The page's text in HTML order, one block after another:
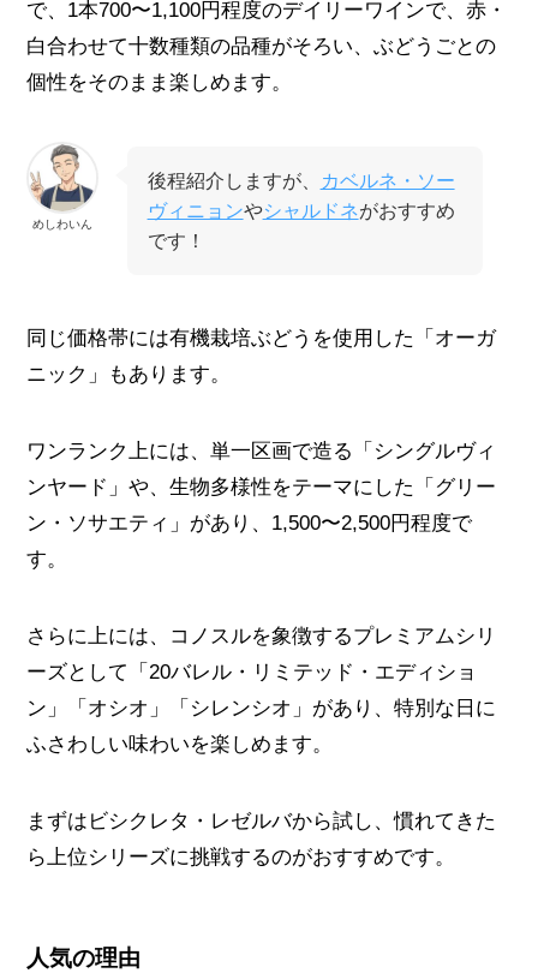
で、1本700〜1,100円程度のデイリーワインで、赤・
白合わせて十数種類の品種がそろい、ぶどうごとの
個性をそのまま楽しめます。
めしわいん
後程紹介しますが、
カベルネ・ソー
ヴィニョンやシャルドネがおすすめ
です！
同じ価格帯には有機栽培ぶどうを使用した「オーガ
ニック」もあります。
ワンランク上には、単一区画で造る「シングルヴィ
ンヤード」や、生物多様性をテーマにした「グリー
ン・ソサエティ」があり、1,500〜2,500円程度で
す。
さらに上には、コノスルを象徴するプレミアムシリ
ーズとして「20バレル・リミテッド・エディショ
ン」「オシオ」「シレンシオ」があり、特別な日に
ふさわしい味わいを楽しめます。
まずはビシクレタ・レゼルバから試し、慣れてきた
ら上位シリーズに挑戦するのがおすすめです。
人気の理由